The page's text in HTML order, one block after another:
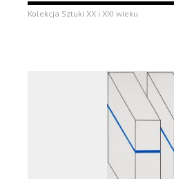
Kolekcja Sztuki XX i XXI wieku